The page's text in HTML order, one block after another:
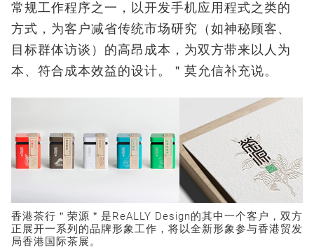
常规工作程序之一，以开发手机应用程式之类的
方式，为客户减省传统市场研究（如神秘顾客、
目标群体访谈）的高昂成本，为双方带来以人为
本、符合成本效益的设计。＂莫允信补充说。
香港茶行＂荣源＂是ReALLY Design的其中一个客户，双方
正展开一系列的品牌形象工作，将以全新形象参与香港贸发
局香港国际茶展。